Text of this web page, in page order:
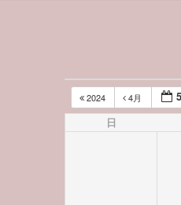
2024 4月
日